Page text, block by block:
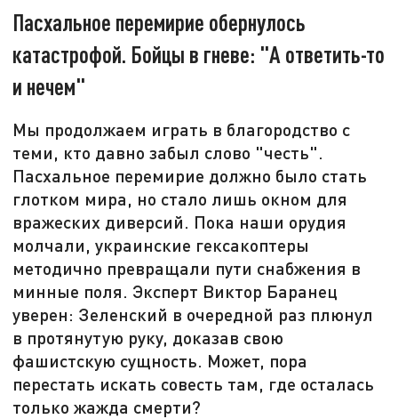
Пасхальное перемирие обернулось
катастрофой. Бойцы в гневе: "А ответить-то
и нечем"
Мы продолжаем играть в благородство с
теми, кто давно забыл слово "честь".
Пасхальное перемирие должно было стать
глотком мира, но стало лишь окном для
вражеских диверсий. Пока наши орудия
молчали, украинские гексакоптеры
методично превращали пути снабжения в
минные поля. Эксперт Виктор Баранец
уверен: Зеленский в очередной раз плюнул
в протянутую руку, доказав свою
фашистскую сущность. Может, пора
перестать искать совесть там, где осталась
только жажда смерти?